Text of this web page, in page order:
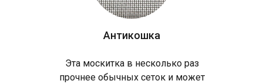
Антикошка
Эта москитка в несколько раз
прочнее обычных сеток и может